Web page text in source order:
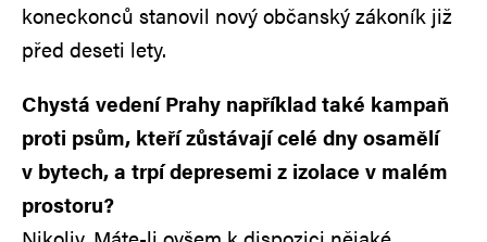
koneckonců stanovil nový občanský zákoník již
před deseti lety.
Chystá vedení Prahy například také kampaň
proti psům, kteří zůstávají celé dny osamělí
v bytech, a trpí depresemi z izolace v malém
prostoru?